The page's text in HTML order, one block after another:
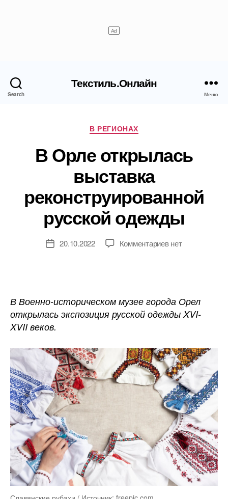
Search
Текстиль.Онлайн
Меню
Рубрики
В РЕГИОНАХ
В Орле открылась
выставка
реконструированной
русской одежды
Дата20.10.2022 Комментариевк
выставка
русской
нет
В Военно-историческом музее города Орел
открылась экспозиция русской одежды XVI-
XVII веков.